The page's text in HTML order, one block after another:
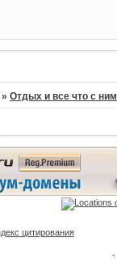
»Отдых и все что с